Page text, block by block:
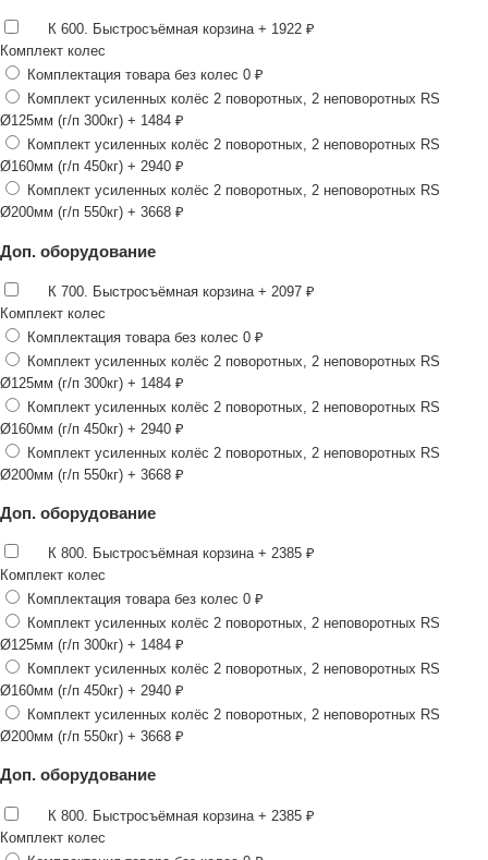
К 600. Быстросъёмная корзина + 1922 ₽
Комплект колес
Комплектация товара без колес 0 ₽
Комплект усиленных колёс 2 поворотных, 2 неповоротных RS
Ø125мм (г/п 300кг) + 1484 ₽
Комплект усиленных колёс 2 поворотных, 2 неповоротных RS
Ø160мм (г/п 450кг) + 2940 ₽
Комплект усиленных колёс 2 поворотных, 2 неповоротных RS
Ø200мм (г/п 550кг) + 3668 ₽
Доп. оборудование
К 700. Быстросъёмная корзина + 2097 ₽
Комплект колес
Комплектация товара без колес 0 ₽
Комплект усиленных колёс 2 поворотных, 2 неповоротных RS
Ø125мм (г/п 300кг) + 1484 ₽
Комплект усиленных колёс 2 поворотных, 2 неповоротных RS
Ø160мм (г/п 450кг) + 2940 ₽
Комплект усиленных колёс 2 поворотных, 2 неповоротных RS
Ø200мм (г/п 550кг) + 3668 ₽
Доп. оборудование
К 800. Быстросъёмная корзина + 2385 ₽
Комплект колес
Комплектация товара без колес 0 ₽
Комплект усиленных колёс 2 поворотных, 2 неповоротных RS
Ø125мм (г/п 300кг) + 1484 ₽
Комплект усиленных колёс 2 поворотных, 2 неповоротных RS
Ø160мм (г/п 450кг) + 2940 ₽
Комплект усиленных колёс 2 поворотных, 2 неповоротных RS
Ø200мм (г/п 550кг) + 3668 ₽
Доп. оборудование
К 800. Быстросъёмная корзина + 2385 ₽
Комплект колес